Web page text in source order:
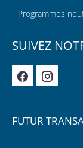
Programmes
SUIVEZ
FUTUR